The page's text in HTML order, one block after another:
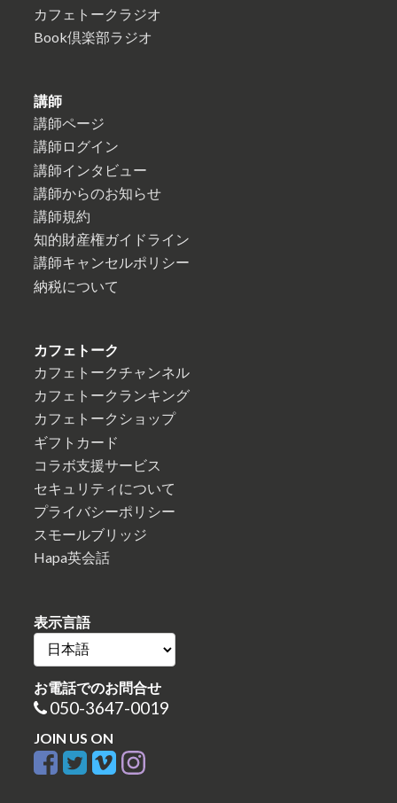
カフェトークラジオ
Book倶楽部ラジオ
講師
講師ページ
講師ログイン
講師インタビュー
講師からのお知らせ
講師規約
知的財産権ガイドライン
講師キャンセルポリシー
納税について
カフェトーク
カフェトークチャンネル
カフェトークランキング
カフェトークショップ
ギフトカード
コラボ支援サービス
セキュリティについて
プライバシーポリシー
スモールブリッジ
Hapa英会話
表示言語
お電話でのお問合せ
050-3647-0019
JOIN US ON